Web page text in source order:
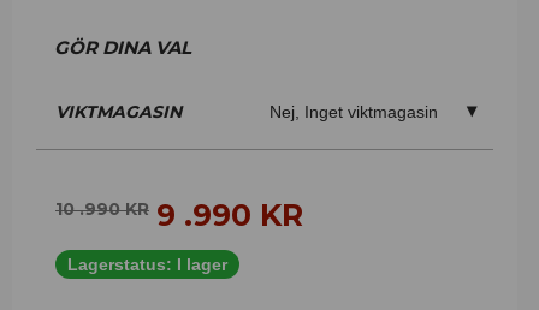
VIKTMAGASIN Nej, Inget viktmagasin
10 .990KR 9 .990 KR
Lagerstatus: I lager